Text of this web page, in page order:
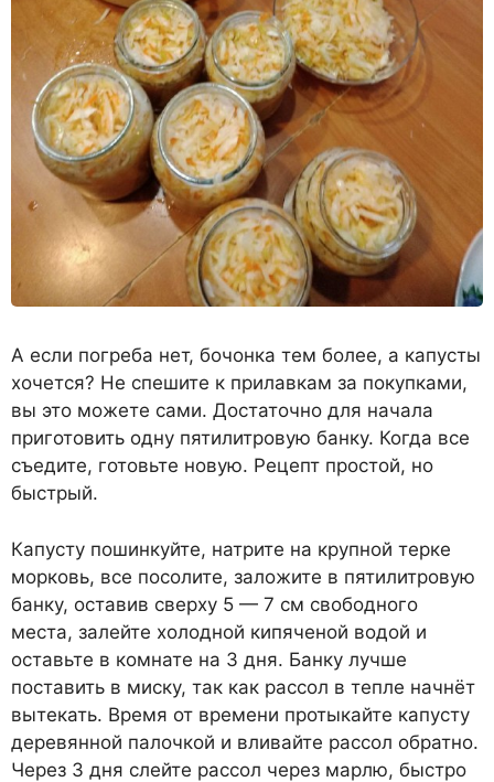
А если погреба нет, бочонка тем более, а капусты
хочется? Не спешите к прилавкам за покупками,
вы это можете сами. Достаточно для начала
приготовить одну пятилитровую банку. Когда все
съедите, готовьте новую. Рецепт простой, но
быстрый.
Капусту пошинкуйте, натрите на крупной терке
морковь, все посолите, заложите в пятилитровую
банку, оставив сверху 5 — 7 см свободного
места, залейте холодной кипяченой водой и
оставьте в комнате на 3 дня. Банку лучше
поставить в миску, так как рассол в тепле начнёт
вытекать. Время от времени протыкайте капусту
деревянной палочкой и вливайте рассол обратно.
Через 3 дня слейте рассол через марлю, быстро